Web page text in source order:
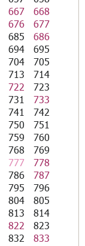
667
668
676
677
685
686
694
695
704
705
713
714
722
723
731
733
741
742
750
751
759
760
768
769
777
778
786
787
795
796
804
805
813
814
822
823
832
833